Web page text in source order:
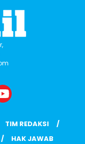
TIM REDAKSI
HAK JAWAB